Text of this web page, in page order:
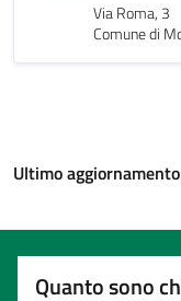
Via Roma, 3
Comune di
Ultimo
Quanto sono